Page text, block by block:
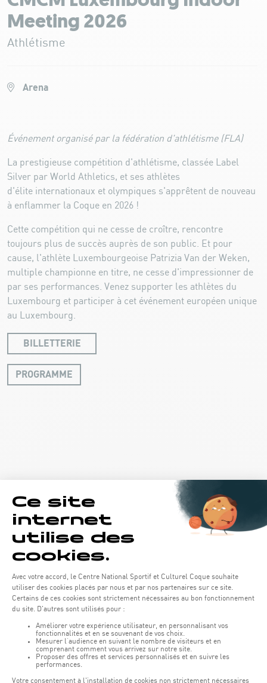
Meeting 2026
Athlétisme
Arena
Événement organisé par la fédération d'athlétisme (FLA)
La prestigieuse compétition d'athlétisme, classée Label
Silver par World Athletics, et ses athlètes
d'élite internationaux et olympiques s'apprêtent de nouveau
à enflammer la Coque en 2026 !
Cette compétition qui ne cesse de croître, rencontre
toujours plus de succès auprès de son public. Et pour
cause, l'athlète Luxembourgeoise Patrizia Van der Weken,
multiple championne en titre, ne cesse d'impressionner de
par ses performances. Venez supporter les athlètes du
Luxembourg et participer à cet événement européen unique
au Luxembourg.
BILLETTERIE
PROGRAMME
Opening hours of the Coque :
Monday - Friday : 06h30 - 22h00
Weekend: 07h30 - 19h00